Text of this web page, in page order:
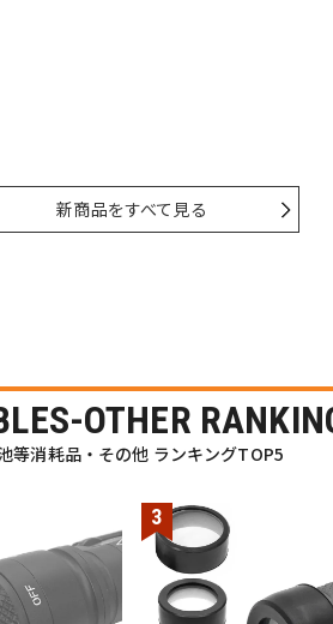
新商品をすべて見る
OTHER
等消耗品・その他 ランキングTOP5